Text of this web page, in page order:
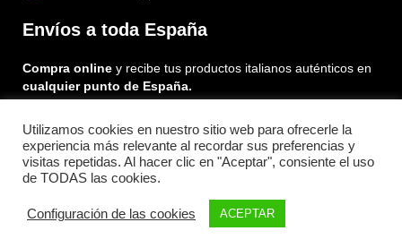
Envíos a toda España
Compra online y recibe tus productos italianos auténticos en
cualquier punto de España.
Encuéntranos en:
FacebookInstagram
Tiktok
Menu
Utilizamos cookies en nuestro sitio web para ofrecerle la
experiencia más relevante al recordar sus preferencias y
visitas repetidas. Al hacer clic en "Aceptar", consiente el uso
de TODAS las cookies.
Configuración de las cookies ACEPTAR